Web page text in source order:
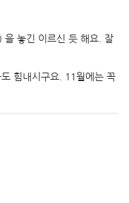
을 놓긴 이르신 듯 해요. 잘
힘내시구요. 11월에는 꼭